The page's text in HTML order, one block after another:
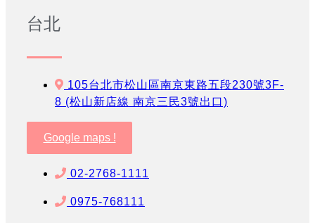
台北
105台北市松山區南京東路五段230號3F-
8 (松山新店線 南京三民3號出口)
Google maps !
02-2768-1111
0975-768111